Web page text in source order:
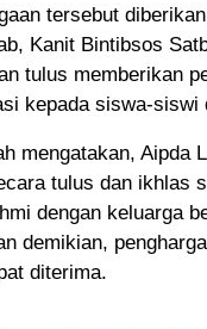
tersebut
Kanit Bintibsos
tulus memberikan
kepada siswa-siswi
mengatakan, Aipda
tulus dan ikhlas
dengan keluarga
demikian,
diterima.